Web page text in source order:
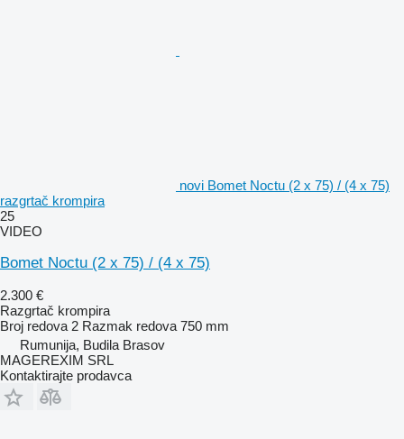
novi Bomet Noctu (2 x 75) / (4 x 75)
razgrtač krompira
25
VIDEO
Bomet Noctu (2 x 75) / (4 x 75)
2.300 €
Razgrtač krompira
Broj redova 2 Razmak redova 750 mm
Rumunija, Budila Brasov
MAGEREXIM SRL
Kontaktirajte prodavca